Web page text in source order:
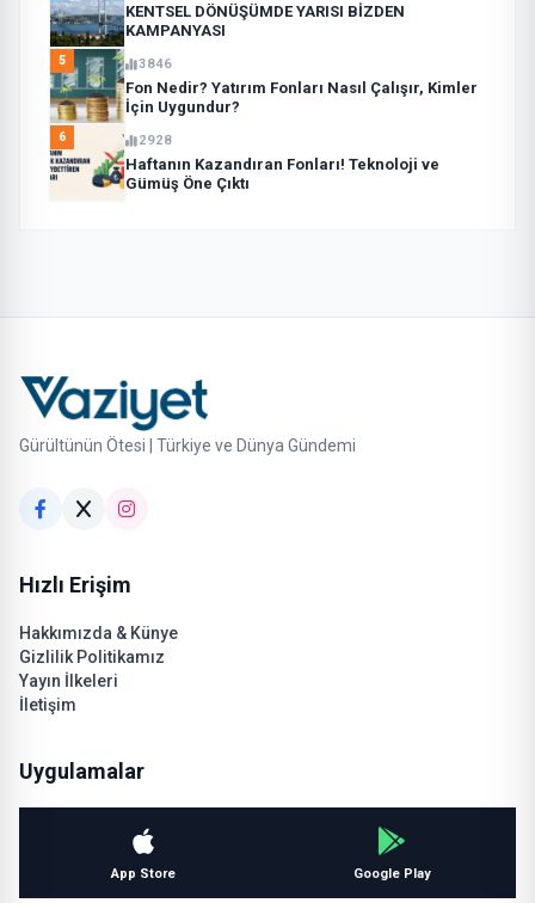
KENTSEL DÖNÜŞÜMDE YARISI BİZDEN
KAMPANYASI
5 3846
Fon Nedir? Yatırım Fonları Nasıl Çalışır, Kimler
İçin Uygundur?
6 2928
Haftanın Kazandıran Fonları! Teknoloji ve
Gümüş Öne Çıktı
Gürültünün Ötesi | Türkiye ve Dünya Gündemi
Hızlı Erişim
Hakkımızda & Künye
Gizlilik Politikamız
Yayın İlkeleri
İletişim
Uygulamalar
App Store Google Play